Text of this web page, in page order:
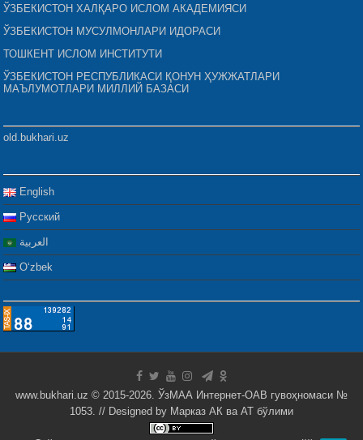
ЎЗБЕКИСТОН ХАЛҚАРО ИСЛОМ АКАДЕМИЯСИ
ЎЗБЕКИСТОН МУСУЛМОНЛАРИ ИДОРАСИ
ТОШКЕНТ ИСЛОМ ИНСТИТУТИ
ЎЗБЕКИСТОН РЕСПУБЛИКАСИ ҚОНУН ҲУЖЖАТЛАРИ
МАЪЛУМОТЛАРИ МИЛЛИЙ БАЗАСИ
old.bukhari.uz
English
Русский
العربية
Oʻzbek
www.bukhari.uz © 2015-2026. ЎзМАА Интернет-ОАВ гувоҳномаси №
1053. // Designed by Марказ АК ва АТ бўлими